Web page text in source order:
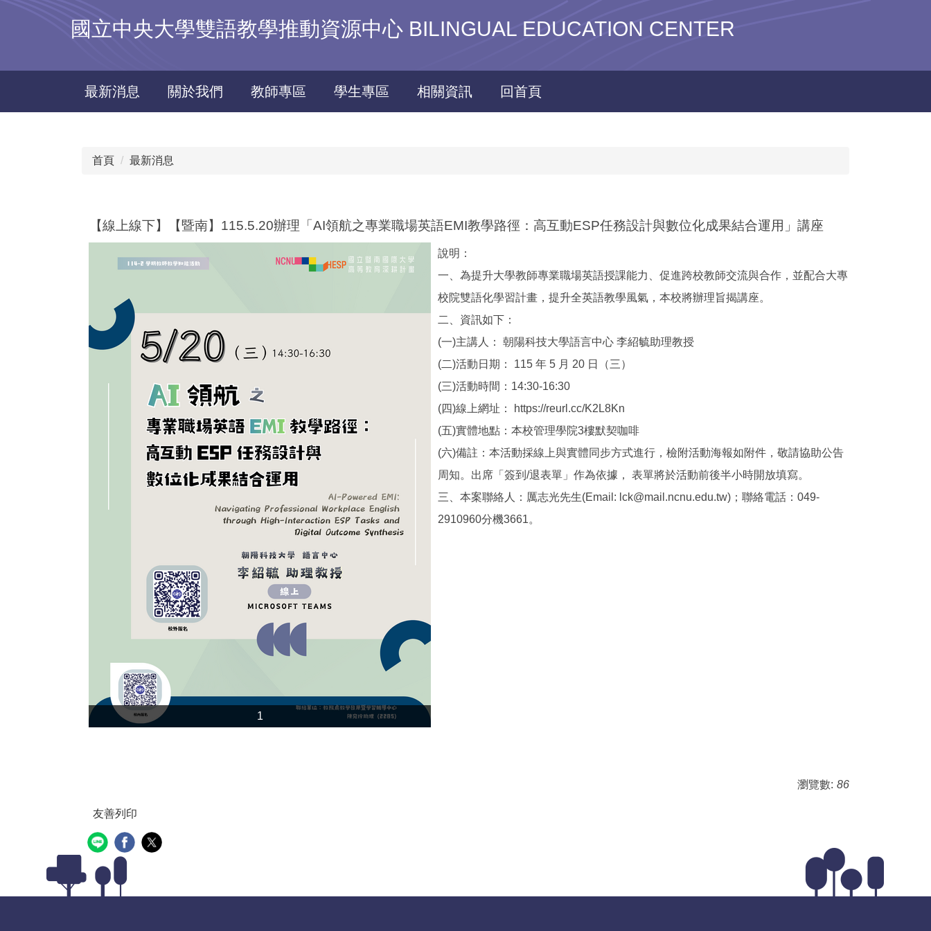
區
國立中央大學雙語教學推動資源中心 BILINGUAL EDUCATION CENTER
最新消息 關於我們 教師專區 學生專區 相關資訊 回首頁
首頁 最新消息
【線上線下】【暨南】115.5.20辦理「AI領航之專業職場英語EMI教學路徑：高互動ESP任務設計與數位化成果結合運用」講座
1
說明：
一、為提升大學教師專業職場英語授課能力、促進跨校教師交流與合作，並配合大專
校院雙語化學習計畫，提升全英語教學風氣，本校將辦理旨揭講座。
二、資訊如下：
(一)主講人： 朝陽科技大學語言中心 李紹毓助理教授
(二)活動日期： 115 年 5 月 20 日（三）
(三)活動時間：14:30-16:30
(四)線上網址： https://reurl.cc/K2L8Kn
(五)實體地點：本校管理學院3樓默契咖啡
(六)備註：本活動採線上與實體同步方式進行，檢附活動海報如附件，敬請協助公告
周知。出席「簽到/退表單」作為依據， 表單將於活動前後半小時開放填寫。
三、本案聯絡人：厲志光先生(Email: lck@mail.ncnu.edu.tw)；聯絡電話：049-
2910960分機3661。
瀏覽數: 86
友善列印